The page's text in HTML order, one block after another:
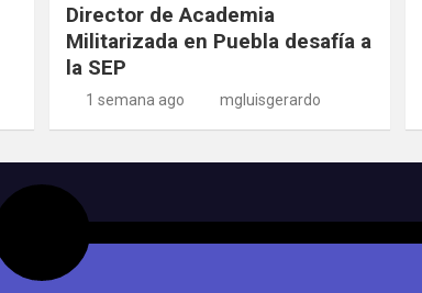
Director de Academia
Militarizada en Puebla desafía a
la SEP
1 semana ago mgluisgerardo